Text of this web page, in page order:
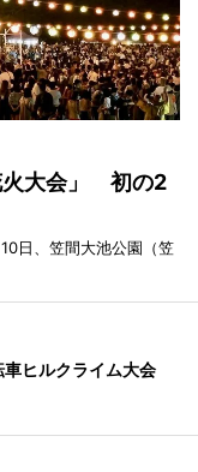
火大会」 初の2
日、笠間大池公園（笠
車ヒルクライム大会